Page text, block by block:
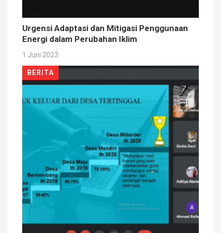
Urgensi Adaptasi dan Mitigasi Penggunaan
Energi dalam Perubahan Iklim
1 Juni 2023
BERITA